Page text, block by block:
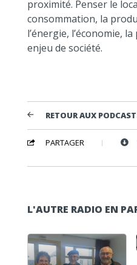
proximité. Penser le
consommation, la
l’énergie, l’économie,
enjeu de société.
RETOUR AUX
PARTAGER
L'AUTRE RADIO EN
Lecteur audio